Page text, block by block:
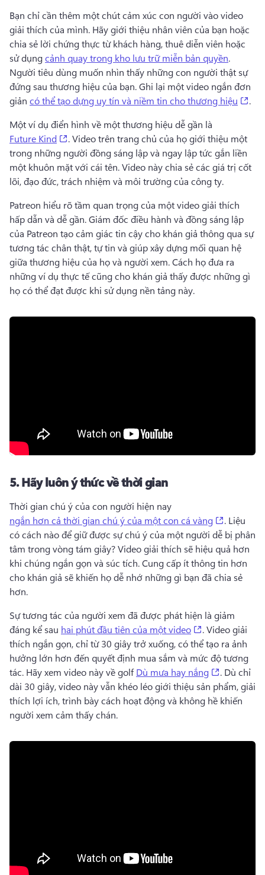
Bạn chỉ cần thêm một chút cảm xúc con người vào video
giải thích của mình. Hãy giới thiệu nhân viên của bạn hoặc
chia sẻ lời chứng thực từ khách hàng, thuê diễn viên hoặc
sử dụng cảnh quay trong kho lưu trữ miễn bản quyền
Người tiêu dùng muốn nhìn thấy những con người thật sự
đứng sau thương hiệu của bạn. Ghi lại một video ngắn đơn
giản có thể tạo dựng uy tín và niềm tin cho thương hiệu
.
Một ví dụ điển hình về một thương hiệu dễ gần là
Future Kind
(opens in a new tab)
. Video trên trang chủ của họ giới thiệu một
trong những người đồng sáng lập và ngay lập tức gắn liền
một khuôn mặt với cái tên. Video này chia sẻ các giá trị cốt
lõi, đạo đức, trách nhiệm và môi trường của công ty.
Patreon hiểu rõ tầm quan trọng của một video giải thích
hấp dẫn và dễ gần. Giám đốc điều hành và đồng sáng lập
của Patreon tạo cảm giác tin cậy cho khán giả thông qua sự
tương tác chân thật, tự tin và giúp xây dựng mối quan hệ
giữa thương hiệu của họ và người xem. Cách họ đưa ra
những ví dụ thực tế cũng cho khán giả thấy được những gì
họ có thể đạt được khi sử dụng nền tảng này.
5.Hãy luôn ý thức về thời gian
Thời gian chú ý của con người hiện nay
ngắn hơn cả thời gian chú ý của một con cá vàng
(opens
. Liệu
có cách nào để giữ được sự chú ý của một người dễ bị phân
tâm trong vòng tám giây? Video giải thích sẽ hiệu quả hơn
khi chúng ngắn gọn và súc tích. Cung cấp ít thông tin hơn
cho khán giả sẽ khiến họ dễ nhớ những gì bạn đã chia sẻ
hơn.
Sự tương tác của người xem đã được phát hiện là giảm
đáng kể sau hai phút đầu tiên của một video (opens in a
. Video giải
thích ngắn gọn, chỉ từ 30 giây trở xuống, có thể tạo ra ảnh
hưởng lớn hơn đến quyết định mua sắm và mức độ tương
tác. Hãy xem video này về golf Dù mưa hay nắng (opens in
. Dù chỉ
dài 30 giây, video này vẫn khéo léo giới thiệu sản phẩm, giải
thích lợi ích, trình bày cách hoạt động và không hề khiến
người xem cảm thấy chán.